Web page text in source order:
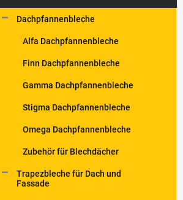
überspringen
Dachpfannenbleche
Alfa Dachpfannenbleche
Finn Dachpfannenbleche
Gamma Dachpfannenbleche
Stigma Dachpfannenbleche
Omega Dachpfannenbleche
Zubehör für Blechdächer
Trapezbleche für Dach und
Fassade